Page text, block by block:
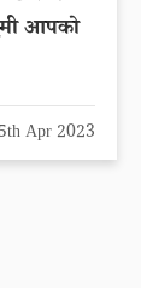
आपको
5th Apr 2023